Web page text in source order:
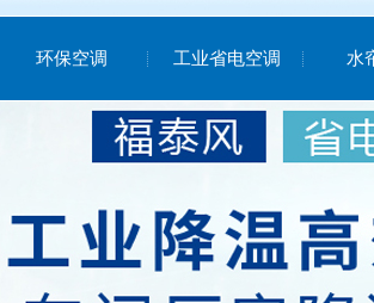
环保空调 工业省电空调 水